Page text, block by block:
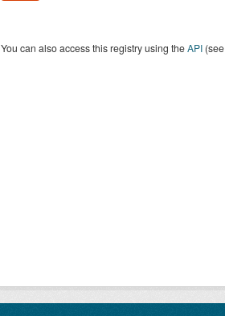
You can also access this registry using theAPI(see